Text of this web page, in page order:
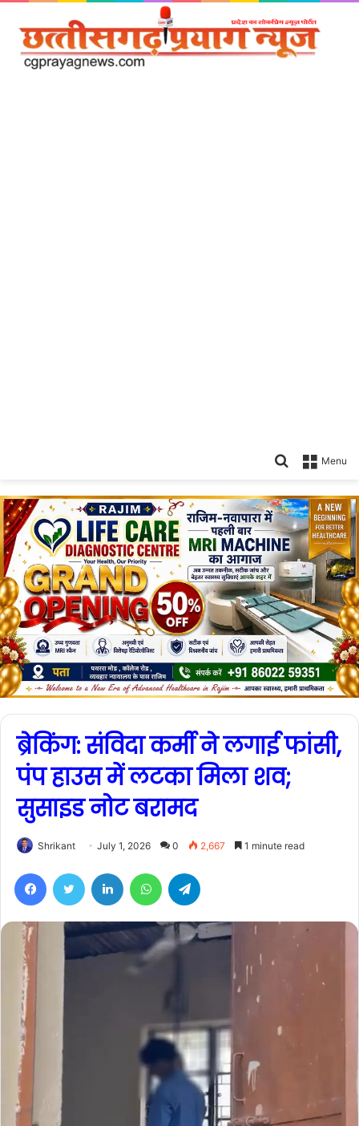
Menu
Search
ब्रेकिंग: संविदा कर्मी ने लगाई फांसी,
पंप हाउस में लटका मिला शव;
सुसाइड नोट बरामद
Shrikant July 1, 2026 0 2,667 1 minute read